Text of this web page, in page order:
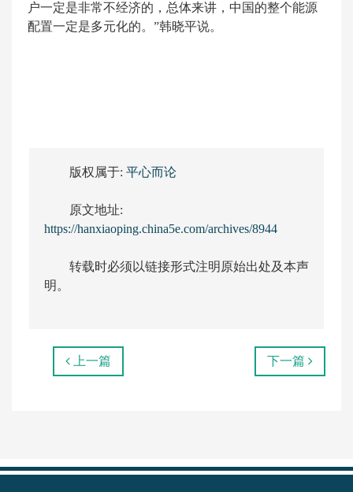
户一定是非常不经济的，总体来讲，中国的整个能源
配置一定是多元化的。”韩晓平说。
版权属于: 平心而论
原文地址:
https://hanxiaoping.china5e.com/archives/8944
转载时必须以链接形式注明原始出处及本声
明。
上一篇 下一篇